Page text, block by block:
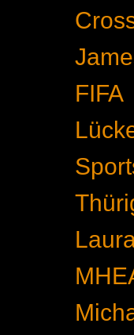
FIFA